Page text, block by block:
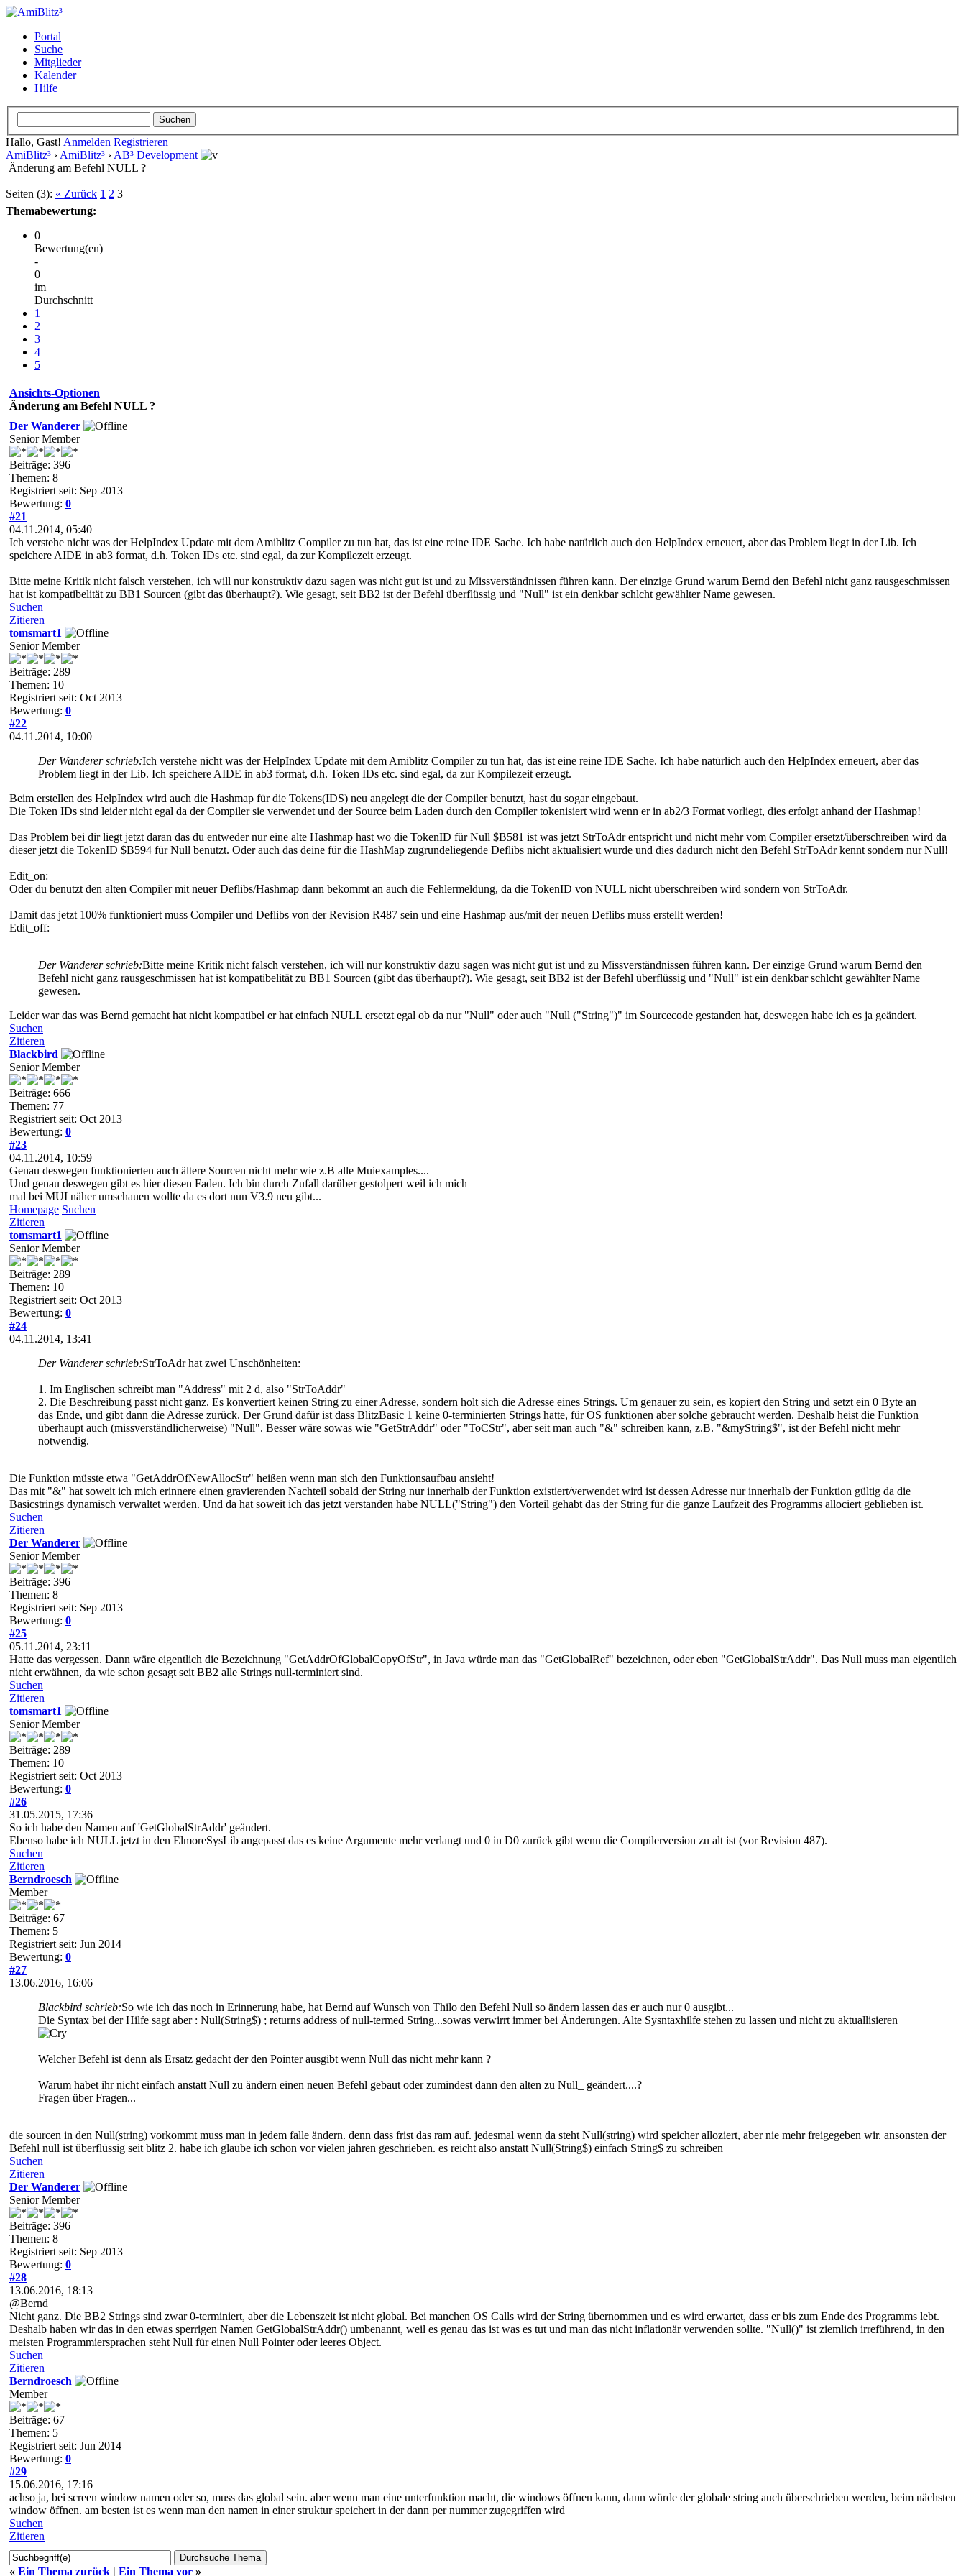
Portal
Suche
Mitglieder
Kalender
Hilfe
Hallo, Gast! Anmelden Registrieren
AmiBlitz³ › AmiBlitz³ › AB³ Development
Änderung am Befehl NULL ?
Seiten (3): « Zurück 1 2 3
Themabewertung:
0
Bewertung(en)
-
0
im
Durchschnitt
1
2
3
4
5
Ansichts-Optionen
Änderung am Befehl NULL ?
Der Wanderer
Senior Member
Beiträge: 396
Themen: 8
Registriert seit: Sep 2013
Bewertung: 0
#21
04.11.2014, 05:40
Ich verstehe nicht was der HelpIndex Update mit dem Amiblitz Compiler zu tun hat, das ist eine reine IDE Sache. Ich habe natürlich auch den HelpIndex erneuert, aber das Problem liegt in der Lib. Ich
speichere AIDE in ab3 format, d.h. Token IDs etc. sind egal, da zur Kompilezeit erzeugt.
Bitte meine Kritik nicht falsch verstehen, ich will nur konstruktiv dazu sagen was nicht gut ist und zu Missverständnissen führen kann. Der einzige Grund warum Bernd den Befehl nicht ganz rausgeschmissen
hat ist kompatibelität zu BB1 Sourcen (gibt das überhaupt?). Wie gesagt, seit BB2 ist der Befehl überflüssig und "Null" ist ein denkbar schlcht gewählter Name gewesen.
Suchen
Zitieren
tomsmart1
Senior Member
Beiträge: 289
Themen: 10
Registriert seit: Oct 2013
Bewertung: 0
#22
04.11.2014, 10:00
Der Wanderer schrieb:Ich verstehe nicht was der HelpIndex Update mit dem Amiblitz Compiler zu tun hat, das ist eine reine IDE Sache. Ich habe natürlich auch den HelpIndex erneuert, aber das
Problem liegt in der Lib. Ich speichere AIDE in ab3 format, d.h. Token IDs etc. sind egal, da zur Kompilezeit erzeugt.
Beim erstellen des HelpIndex wird auch die Hashmap für die Tokens(IDS) neu angelegt die der Compiler benutzt, hast du sogar eingebaut.
Die Token IDs sind leider nicht egal da der Compiler sie verwendet und der Source beim Laden durch den Compiler tokenisiert wird wenn er in ab2/3 Format vorliegt, dies erfolgt anhand der Hashmap!
Das Problem bei dir liegt jetzt daran das du entweder nur eine alte Hashmap hast wo die TokenID für Null $B581 ist was jetzt StrToAdr entspricht und nicht mehr vom Compiler ersetzt/überschreiben wird da
dieser jetzt die TokenID $B594 für Null benutzt. Oder auch das deine für die HashMap zugrundeliegende Deflibs nicht aktualisiert wurde und dies dadurch nicht den Befehl StrToAdr kennt sondern nur Null!
Edit_on:
Oder du benutzt den alten Compiler mit neuer Deflibs/Hashmap dann bekommt an auch die Fehlermeldung, da die TokenID von NULL nicht überschreiben wird sondern von StrToAdr.
Damit das jetzt 100% funktioniert muss Compiler und Deflibs von der Revision R487 sein und eine Hashmap aus/mit der neuen Deflibs muss erstellt werden!
Edit_off:
Der Wanderer schrieb:Bitte meine Kritik nicht falsch verstehen, ich will nur konstruktiv dazu sagen was nicht gut ist und zu Missverständnissen führen kann. Der einzige Grund warum Bernd den
Befehl nicht ganz rausgeschmissen hat ist kompatibelität zu BB1 Sourcen (gibt das überhaupt?). Wie gesagt, seit BB2 ist der Befehl überflüssig und "Null" ist ein denkbar schlcht gewählter Name
gewesen.
Leider war das was Bernd gemacht hat nicht kompatibel er hat einfach NULL ersetzt egal ob da nur "Null" oder auch "Null ("String")" im Sourcecode gestanden hat, deswegen habe ich es ja geändert.
Suchen
Zitieren
Blackbird
Senior Member
Beiträge: 666
Themen: 77
Registriert seit: Oct 2013
Bewertung: 0
#23
04.11.2014, 10:59
Genau deswegen funktionierten auch ältere Sourcen nicht mehr wie z.B alle Muiexamples....
Und genau deswegen gibt es hier diesen Faden. Ich bin durch Zufall darüber gestolpert weil ich mich
mal bei MUI näher umschauen wollte da es dort nun V3.9 neu gibt...
Homepage Suchen
Zitieren
tomsmart1
Senior Member
Beiträge: 289
Themen: 10
Registriert seit: Oct 2013
Bewertung: 0
#24
04.11.2014, 13:41
Der Wanderer schrieb:StrToAdr hat zwei Unschönheiten:
1. Im Englischen schreibt man "Address" mit 2 d, also "StrToAddr"
2. Die Beschreibung passt nicht ganz. Es konvertiert keinen String zu einer Adresse, sondern holt sich die Adresse eines Strings. Um genauer zu sein, es kopiert den String und setzt ein 0 Byte an
das Ende, und gibt dann die Adresse zurück. Der Grund dafür ist dass BlitzBasic 1 keine 0-terminierten Strings hatte, für OS funktionen aber solche gebraucht werden. Deshalb heist die Funktion
überhaupt auch (missverständlicherweise) "Null". Besser wäre sowas wie "GetStrAddr" oder "ToCStr", aber seit man auch "&" schreiben kann, z.B. "&myString$", ist der Befehl nicht mehr
notwendig.
Die Funktion müsste etwa "GetAddrOfNewAllocStr" heißen wenn man sich den Funktionsaufbau ansieht!
Das mit "&" hat soweit ich mich erinnere einen gravierenden Nachteil sobald der String nur innerhalb der Funktion existiert/verwendet wird ist dessen Adresse nur innerhalb der Funktion gültig da die
Basicstrings dynamisch verwaltet werden. Und da hat soweit ich das jetzt verstanden habe NULL("String") den Vorteil gehabt das der String für die ganze Laufzeit des Programms allociert geblieben ist.
Suchen
Zitieren
Der Wanderer
Senior Member
Beiträge: 396
Themen: 8
Registriert seit: Sep 2013
Bewertung: 0
#25
05.11.2014, 23:11
Hatte das vergessen. Dann wäre eigentlich die Bezeichnung "GetAddrOfGlobalCopyOfStr", in Java würde man das "GetGlobalRef" bezeichnen, oder eben "GetGlobalStrAddr". Das Null muss man eigentlich
nicht erwähnen, da wie schon gesagt seit BB2 alle Strings null-terminiert sind.
Suchen
Zitieren
tomsmart1
Senior Member
Beiträge: 289
Themen: 10
Registriert seit: Oct 2013
Bewertung: 0
#26
31.05.2015, 17:36
So ich habe den Namen auf 'GetGlobalStrAddr' geändert.
Ebenso habe ich NULL jetzt in den ElmoreSysLib angepasst das es keine Argumente mehr verlangt und 0 in D0 zurück gibt wenn die Compilerversion zu alt ist (vor Revision 487).
Suchen
Zitieren
Berndroesch
Member
Beiträge: 67
Themen: 5
Registriert seit: Jun 2014
Bewertung: 0
#27
13.06.2016, 16:06
Blackbird schrieb:So wie ich das noch in Erinnerung habe, hat Bernd auf Wunsch von Thilo den Befehl Null so ändern lassen das er auch nur 0 ausgibt...
Die Syntax bei der Hilfe sagt aber : Null(String$) ; returns address of null-termed String...sowas verwirrt immer bei Änderungen. Alte Sysntaxhilfe stehen zu lassen und nicht zu aktuallisieren
Welcher Befehl ist denn als Ersatz gedacht der den Pointer ausgibt wenn Null das nicht mehr kann ?
Warum habet ihr nicht einfach anstatt Null zu ändern einen neuen Befehl gebaut oder zumindest dann den alten zu Null_ geändert....?
Fragen über Fragen...
die sourcen in den Null(string) vorkommt muss man in jedem falle ändern. denn dass frist das ram auf. jedesmal wenn da steht Null(string) wird speicher alloziert, aber nie mehr freigegeben wir. ansonsten der
Befehl null ist überflüssig seit blitz 2. habe ich glaube ich schon vor vielen jahren geschrieben. es reicht also anstatt Null(String$) einfach String$ zu schreiben
Suchen
Zitieren
Der Wanderer
Senior Member
Beiträge: 396
Themen: 8
Registriert seit: Sep 2013
Bewertung: 0
#28
13.06.2016, 18:13
@Bernd
Nicht ganz. Die BB2 Strings sind zwar 0-terminiert, aber die Lebenszeit ist nicht global. Bei manchen OS Calls wird der String übernommen und es wird erwartet, dass er bis zum Ende des Programms lebt.
Deshalb haben wir das in den etwas sperrigen Namen GetGlobalStrAddr() umbenannt, weil es genau das ist was es tut und man das nicht inflationär verwenden sollte. "Null()" ist ziemlich irreführend, in den
meisten Programmiersprachen steht Null für einen Null Pointer oder leeres Object.
Suchen
Zitieren
Berndroesch
Member
Beiträge: 67
Themen: 5
Registriert seit: Jun 2014
Bewertung: 0
#29
15.06.2016, 17:16
achso ja, bei screen window namen oder so, muss das global sein. aber wenn man eine unterfunktion macht, die windows öffnen kann, dann würde der globale string auch überschrieben werden, beim nächsten
window öffnen. am besten ist es wenn man den namen in einer struktur speichert in der dann per nummer zugegriffen wird
Suchen
Zitieren
« Ein Thema zurück | Ein Thema vor »